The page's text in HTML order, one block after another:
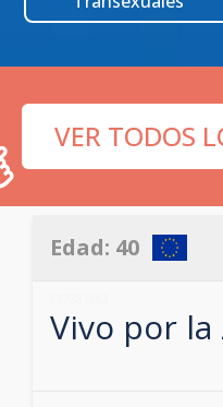
VER TODOS
Edad: 40
Vivo por la